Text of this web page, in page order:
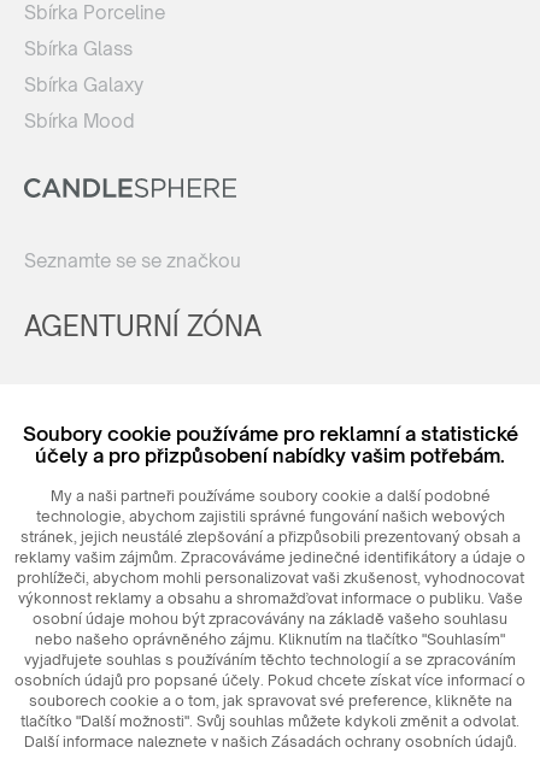
Sbírka Porceline
Sbírka Glass
Sbírka Galaxy
Sbírka Mood
Seznamte se se značkou
AGENTURNÍ ZÓNA
Login
© 2026MAXIM Ceramics Sp. z o. o.
Soubory cookie používáme pro reklamní a statistické
účely a pro přizpůsobení nabídky vašim potřebám.
My a naši partneři používáme soubory cookie a další podobné
technologie, abychom zajistili správné fungování našich webových
stránek, jejich neustálé zlepšování a přizpůsobili prezentovaný obsah a
reklamy vašim zájmům. Zpracováváme jedinečné identifikátory a údaje o
prohlížeči, abychom mohli personalizovat vaši zkušenost, vyhodnocovat
výkonnost reklamy a obsahu a shromažďovat informace o publiku. Vaše
osobní údaje mohou být zpracovávány na základě vašeho souhlasu
nebo našeho oprávněného zájmu. Kliknutím na tlačítko "Souhlasím"
vyjadřujete souhlas s používáním těchto technologií a se zpracováním
osobních údajů pro popsané účely. Pokud chcete získat více informací o
souborech cookie a o tom, jak spravovat své preference, klikněte na
tlačítko "Další možnosti". Svůj souhlas můžete kdykoli změnit a odvolat.
Další informace naleznete v našich Zásadách ochrany osobních údajů.